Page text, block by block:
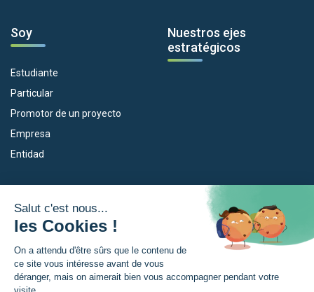
Soy
Estudiante
Particular
Promotor de un proyecto
Empresa
Entidad
Nuestros ejes
estratégicos
Empleo
Eskola Futura
Forma NAEN
La Eurorregión
¿Qué es la Eurorregión?
Noticias
Area de prensea